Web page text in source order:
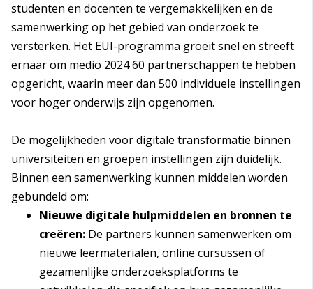
studenten en docenten te vergemakkelijken en de
samenwerking op het gebied van onderzoek te
versterken. Het EUI-programma groeit snel en streeft
ernaar om medio 2024 60 partnerschappen te hebben
opgericht, waarin meer dan 500 individuele instellingen
voor hoger onderwijs zijn opgenomen.
De mogelijkheden voor digitale transformatie binnen
universiteiten en groepen instellingen zijn duidelijk.
Binnen een samenwerking kunnen middelen worden
gebundeld om:
Nieuwe digitale hulpmiddelen en bronnen te
creëren: De partners kunnen samenwerken om
nieuwe leermaterialen, online cursussen of
gezamenlijke onderzoeksplatforms te